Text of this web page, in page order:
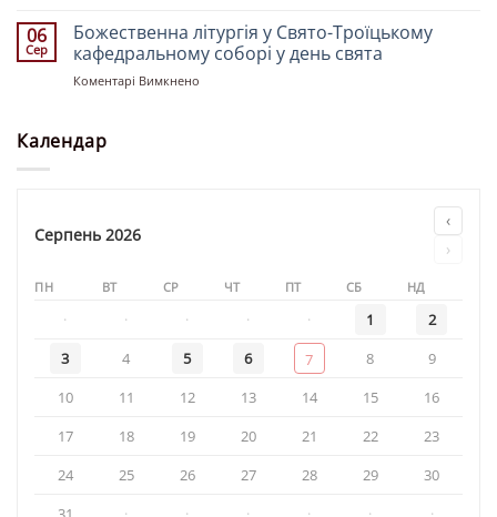
Богослужіння
храмі
06
Сер
Божественна літургія у Свято-Троїцькому
кафедральному соборі у день свята
Коментарі Вимкнено
Календар
Серпень 2026
‹
›
ПН ВТ СР ЧТ ПТ СБ НД
· · · · · 1
2
3
4 5 6 7 8
9
10
11 12 13 14 15
16
17
18 19 20 21 22
23
24
25 26 27 28 29
30